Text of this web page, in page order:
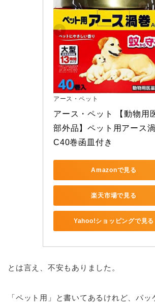
アース・ペット
アース・ペット 【動物用
部外品】ペット用アース
C40巻函皿付き
Amazonで見る
楽天市場で見る
Yahoo!ショッピングで見る
とは言え、不安もありました。
「ペット用」と書いてあるけれど、パ